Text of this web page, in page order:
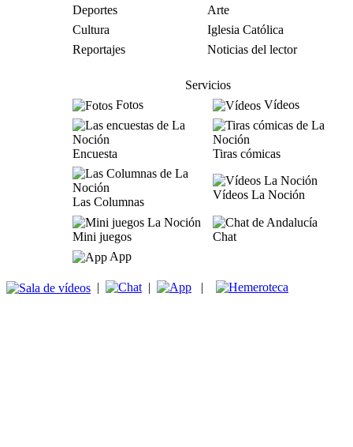
Deportes
Arte
Cultura
Iglesia Católica
Reportajes
Noticias del lector
Servicios
Fotos
Vídeos
Encuesta Tiras cómicas
Las Columnas
Vídeos La Noción
Mini juegos
Chat
App
| | |